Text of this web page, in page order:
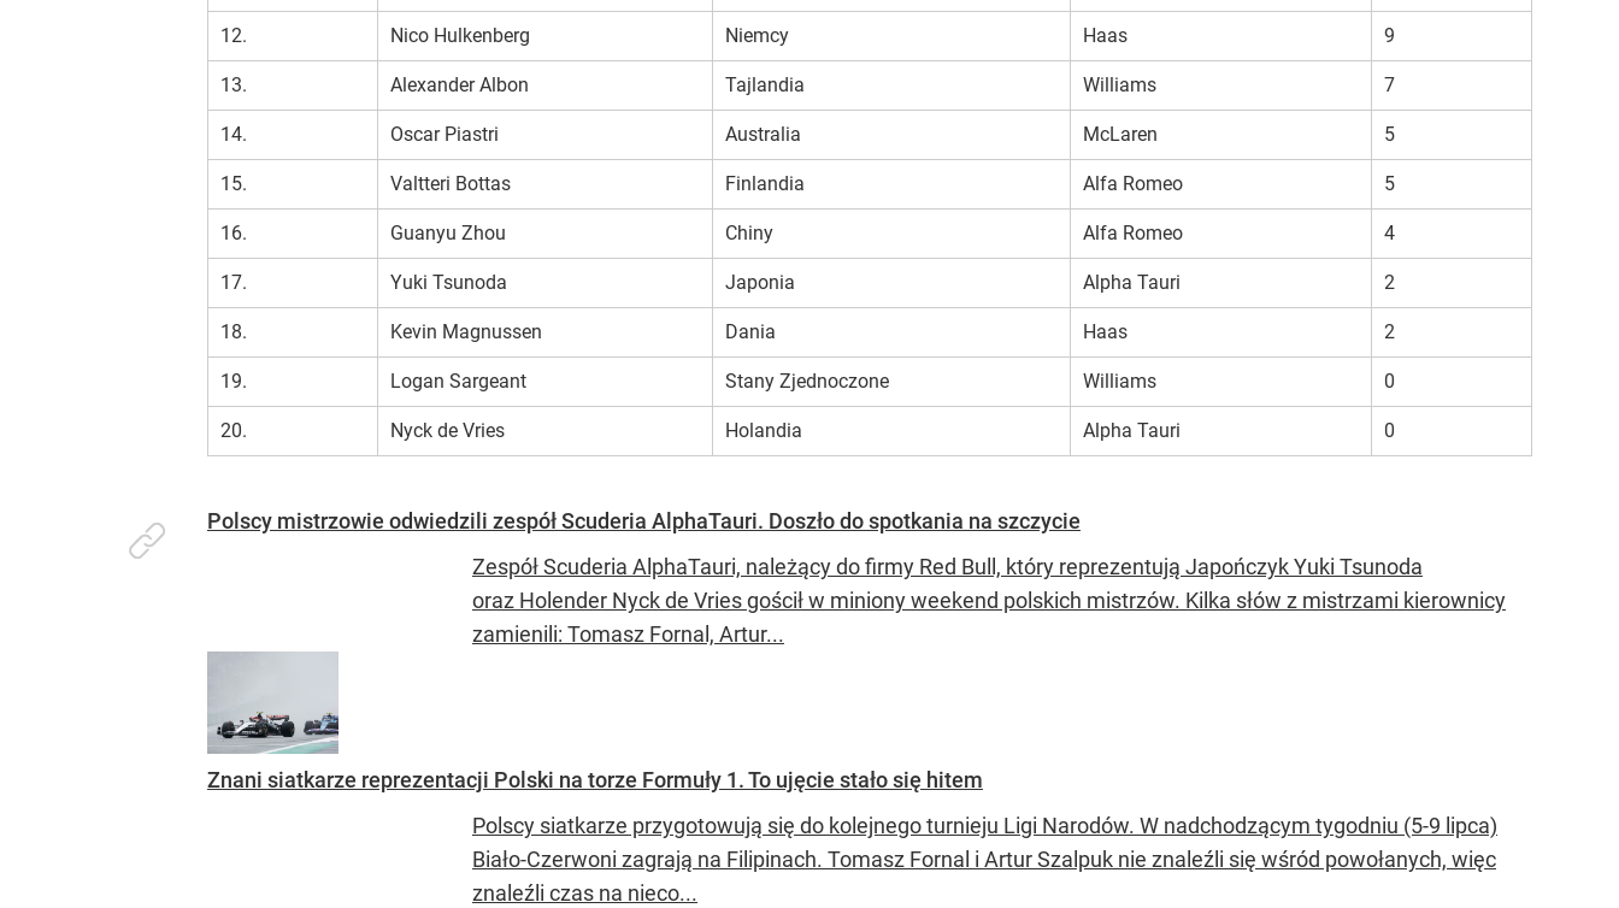
12. Nico Hulkenberg Niemcy Haas 9
13. Alexander Albon Tajlandia Williams 7
14. Oscar Piastri Australia McLaren 5
15. Valtteri Bottas Finlandia Alfa Romeo 5
16. Guanyu Zhou Chiny Alfa Romeo 4
17. Yuki Tsunoda Japonia Alpha Tauri 2
18. Kevin Magnussen Dania Haas 2
19. Logan Sargeant Stany Zjednoczone Williams 0
20. Nyck de Vries Holandia Alpha Tauri 0
Polscy mistrzowie odwiedzili zespół Scuderia AlphaTauri. Doszło do spotkania na szczycie
Zespół Scuderia AlphaTauri, należący do firmy Red Bull, który reprezentują Japończyk Yuki Tsunoda
oraz Holender Nyck de Vries gościł w miniony weekend polskich mistrzów. Kilka słów z mistrzami kierownicy
zamienili: Tomasz Fornal, Artur...
Znani siatkarze reprezentacji Polski na torze Formuły 1. To ujęcie stało się hitem
Polscy siatkarze przygotowują się do kolejnego turnieju Ligi Narodów. W nadchodzącym tygodniu (5-9 lipca)
Biało-Czerwoni zagrają na Filipinach. Tomasz Fornal i Artur Szalpuk nie znaleźli się wśród powołanych, więc
znaleźli czas na nieco...